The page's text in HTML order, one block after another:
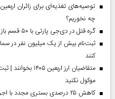
چه نخوریم؟
گره قتل در دی‌جی پارتی با ۵۰ قسم باز می‌شود
ثبت‌نام بیش از یک میلیون نفر در
کنند
متقاضیان ارز
موکول نکنید
کاهش ۲۵ درصدی بستری مجدد